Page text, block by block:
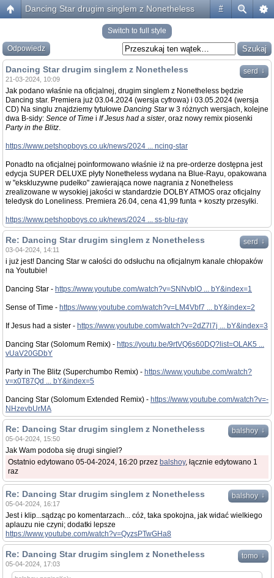
#
Dancing Star drugim singlem z Nonetheless
Switch to full style
Odpowiedz
serd ↓
Dancing Star drugim singlem z Nonetheless
21-03-2024, 10:09
Jak podano właśnie na oficjalnej, drugim singlem z Nonetheless będzie
Dancing star. Premiera już 03.04.2024 (wersja cyfrowa) i 03.05.2024 (wersja
CD) Na singlu znajdziemy tytułowe Dancing Starw 3 różnych wersjach, kolejne
dwa B-sidy: Sence of Time i If Jesus had a sister, oraz nowy remix piosenki
Party in the Blitz.
https://www.petshopboys.co.uk/news/2024 ... ncing-star
Ponadto na oficjalnej poinformowano właśnie iż na pre-orderze dostępna jest
edycja SUPER DELUXE płyty Nonetheless wydana na Blue-Rayu, opakowana
w "ekskluzywne pudełko" zawierająca nowe nagrania z Nonetheless
zrealizowane w wysokiej jakości w standardzie DOLBY ATMOS oraz oficjalny
teledysk do Loneliness. Premiera 26.04, cena 41,99 funta + koszty przesyłki.
https://www.petshopboys.co.uk/news/2024 ... ss-blu-ray
serd ↓
Re: Dancing Star drugim singlem z Nonetheless
03-04-2024, 14:11
i już jest! Dancing Star w całości do odsłuchu na oficjalnym kanale chłopaków
na Youtubie!
Dancing Star - https://www.youtube.com/watch?v=SNNvblO ... bY&index=1
Sense of Time - https://www.youtube.com/watch?v=LM4Vbf7 ... bY&index=2
If Jesus had a sister - https://www.youtube.com/watch?v=2dZ7l7j ... bY&index=3
Dancing Star (Solomum Remix) - https://youtu.be/9rtVQ6s60DQ?list=OLAK5 ...
vUaV20GDbY
Party in The Blitz (Superchumbo Remix) - https://www.youtube.com/watch?
v=x0T87Qd ... bY&index=5
Dancing Star (Solomum Extended Remix) - https://www.youtube.com/watch?v=-
NHzevbUrMA
balshoy ↓
Re: Dancing Star drugim singlem z Nonetheless
05-04-2024, 15:50
Jak Wam podoba się drugi singiel?
Ostatnio edytowano 05-04-2024, 16:20 przez balshoy, łącznie edytowano 1
raz
balshoy ↓
Re: Dancing Star drugim singlem z Nonetheless
05-04-2024, 16:17
Jest i klip...sądząc po komentarzach... cóż, taka spokojna, jak widać wielkiego
aplauzu nie czyni; dodatki lepsze
https://www.youtube.com/watch?v=QyzsPTwGHa8
tomo ↓
Re: Dancing Star drugim singlem z Nonetheless
05-04-2024, 17:03